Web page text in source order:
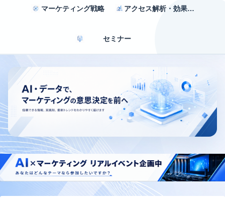
マーケティング戦略 アクセス解析・効果測定
セミナー